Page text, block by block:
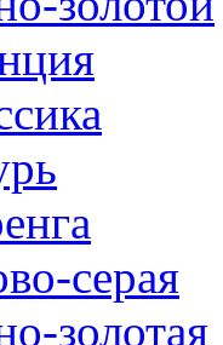
серая
золотая